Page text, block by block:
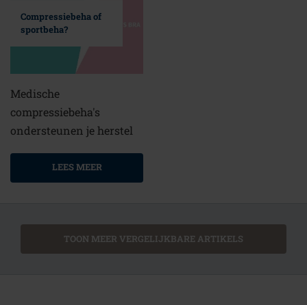
Compressiebeha of
sportbeha?
Medische
compressiebeha's
ondersteunen je herstel
LEES MEER
TOON MEER VERGELIJKBARE ARTIKELS